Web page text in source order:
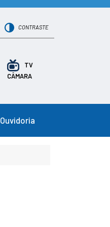
CONTRASTE
TV
CÂMARA
Ouvidoria